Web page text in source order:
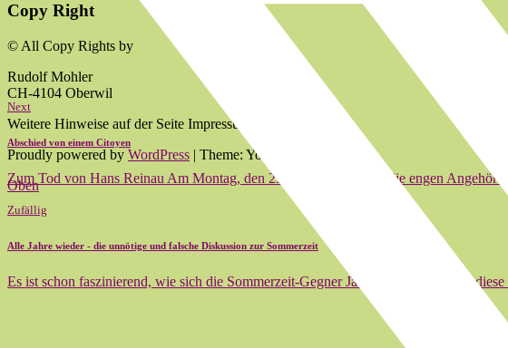
Copy Right
© All Copy Rights by
Rudolf Mohler
CH-4104 Oberwil
Weitere Hinweise auf der Seite Impressum.
Proudly powered by WordPress | Theme: Yoko von
Oben
Next
Abschied von einem Citoyen
Zum Tod von Hans Reinau Am Montag, den 23. Juni 2014 haben die engen
Zufällig
Alle Jahre wieder - die unnötige und falsche Diskussion zur Sommerzeit
Es ist schon faszinierend, wie sich die Sommerzeit-Gegner Jahr für Jahr sich über